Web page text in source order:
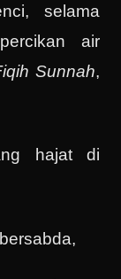
selama
air
Sunnah,
hajat di
bersabda,